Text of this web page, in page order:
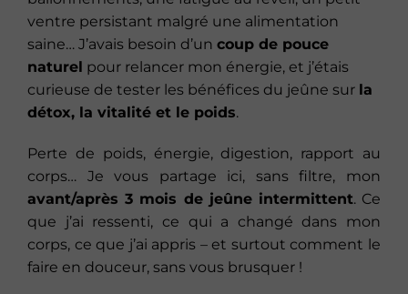
ventre persistant malgré une alimentation
saine… J’avais besoin d’un coup de pouce
naturel pour relancer mon énergie, et j’étais
curieuse de tester les bénéfices du jeûne sur la
détox, la vitalité et le poids.
Perte de poids, énergie, digestion, rapport au
corps… Je vous partage ici, sans filtre, mon
avant/après 3 mois de jeûne intermittent. Ce
que j’ai ressenti, ce qui a changé dans mon
corps, ce que j’ai appris – et surtout comment le
faire en douceur, sans vous brusquer !